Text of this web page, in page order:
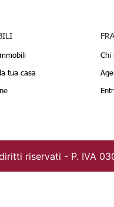
tua casa
Chi
riservati - P. IVA